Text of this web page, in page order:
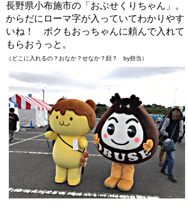
長野県小布施市の「おぶせくりちゃん」。
からだにローマ字が入っていてわかりやす
いね！ ボクもおっちゃんに頼んで入れて
もらおうっと。
（どこに入れるの？おなか？せなか？顔？ by担当）